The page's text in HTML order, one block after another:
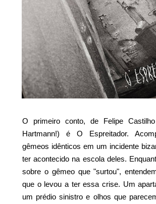
O primeiro conto, de Felipe
Hartmann!) é O Espreitador.
gêmeos idênticos em um incidente
ter acontecido na escola deles.
sobre o gêmeo que "surtou",
que o levou a ter essa crise. Um
um prédio sinistro e olhos que